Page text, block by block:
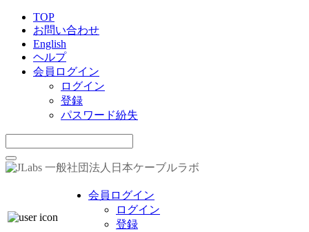
TOP
お問い合わせ
English
ヘルプ
会員ログイン
ログイン
登録
パスワード紛失
一般社団法人日本ケーブルラボ
会員ログイン
ログイン
登録